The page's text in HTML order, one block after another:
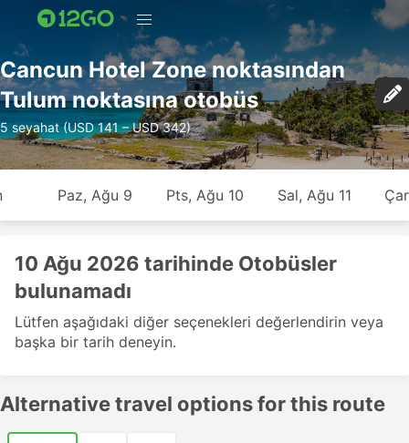
Cancun Hotel Zone noktasından
Tulum noktasına otobüs
5 seyahat (USD 141 – USD 342)
Paz, Ağu 9 Pts, Ağu 10 Sal, Ağu 11
10 Ağu 2026 tarihinde Otobüsler
bulunamadı
Lütfen aşağıdaki diğer seçenekleri değerlendirin veya
başka bir tarih deneyin.
Alternative travel options for this route